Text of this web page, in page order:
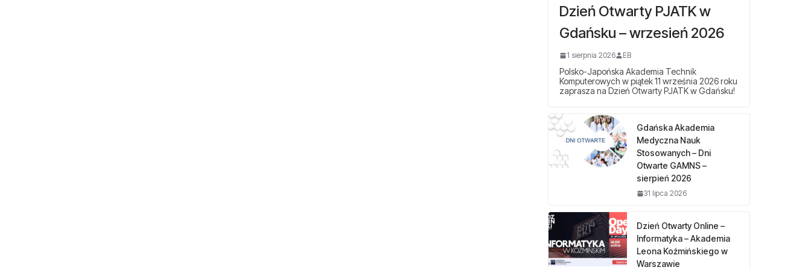
Dzień Otwarty PJATK w
Gdańsku – wrzesień 2026
1 sierpnia 2026 EB
Polsko-Japońska Akademia Technik
Komputerowych w piątek 11 września 2026 roku
zaprasza na Dzień Otwarty PJATK w Gdańsku!
Gdańska Akademia
Medyczna Nauk
Stosowanych – Dni
Otwarte GAMNS –
sierpień 2026
31 lipca 2026
Dzień Otwarty Online –
Informatyka – Akademia
Leona Koźmińskiego w
Warszawie